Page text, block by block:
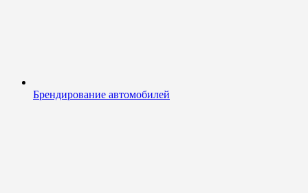
Брендирование автомобилей